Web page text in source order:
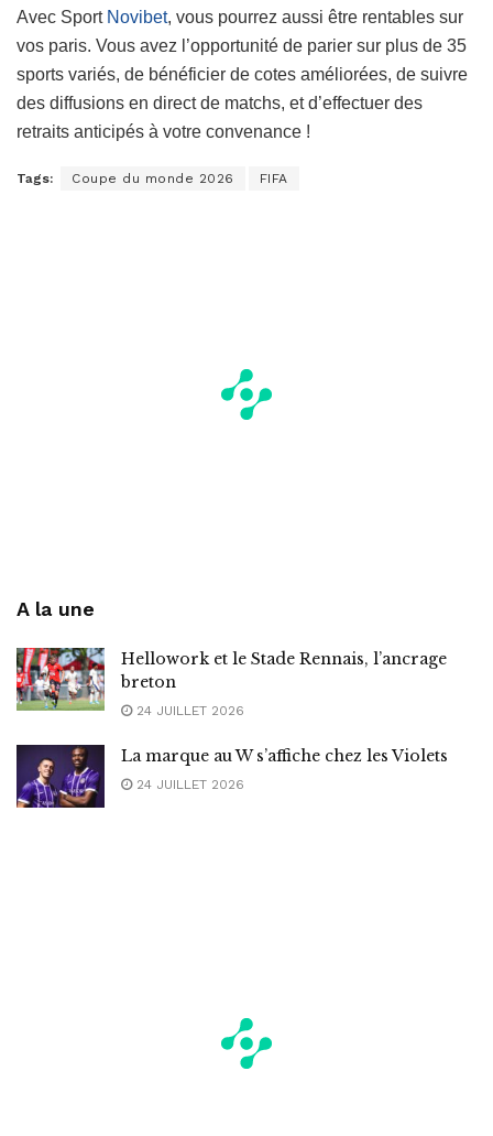
Avec Sport Novibet, vous pourrez aussi être rentables sur
vos paris. Vous avez l’opportunité de parier sur plus de 35
sports variés, de bénéficier de cotes améliorées, de suivre
des diffusions en direct de matchs, et d’effectuer des
retraits anticipés à votre convenance !
Tags: Coupe du monde 2026 FIFA
A la une
Hellowork et le Stade Rennais, l’ancrage
breton
24 JUILLET 2026
La marque au W s’affiche chez les Violets
24 JUILLET 2026